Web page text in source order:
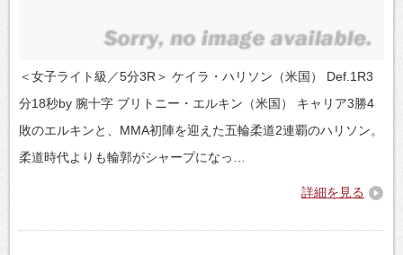
＜女子ライト級／5分3R＞ ケイラ・ハリソン（米国） Def.1R3
分18秒by 腕十字 ブリトニー・エルキン（米国） キャリア3勝4
敗のエルキンと、MMA初陣を迎えた五輪柔道2連覇のハリソン。
柔道時代よりも輪郭がシャープになっ…
詳細を見る